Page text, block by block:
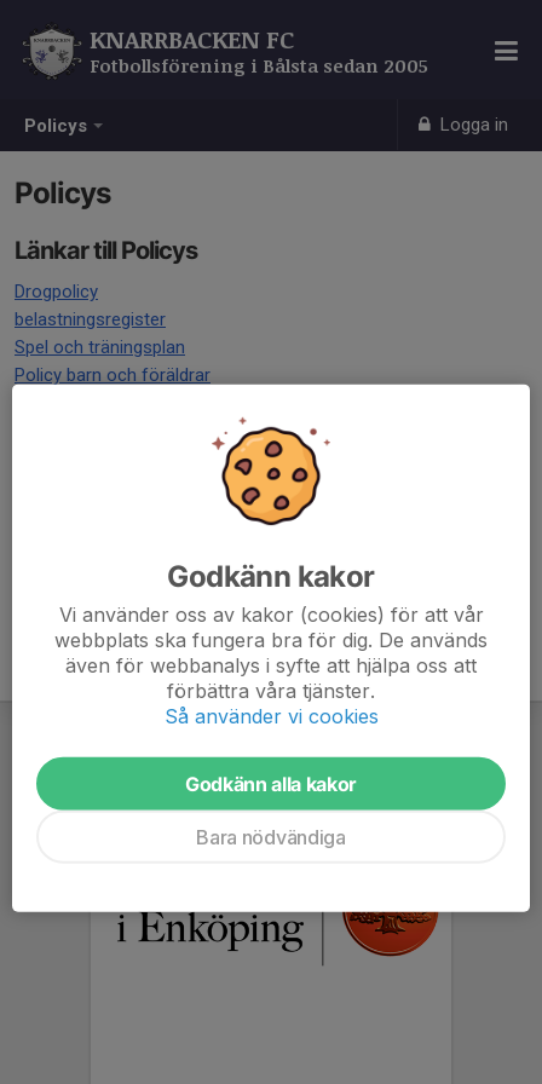
Policys Logga in
KNARRBACKEN FC
Fotbollsförening i Bålsta sedan 2005
Policys
Länkar till Policys
Drogpolicy
belastningsregister
Spel och träningsplan
Policy barn och föräldrar
Godkänn kakor
Vi använder oss av kakor (cookies) för att vår
webbplats ska fungera bra för dig. De används
även för webbanalys i syfte att hjälpa oss att
förbättra våra tjänster.
Så använder vi cookies
Godkänn alla kakor
Bara nödvändiga